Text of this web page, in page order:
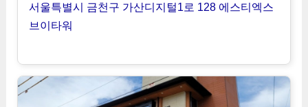
서울특별시 금천구 가산디지털1로 128 에스티엑스
브이타워